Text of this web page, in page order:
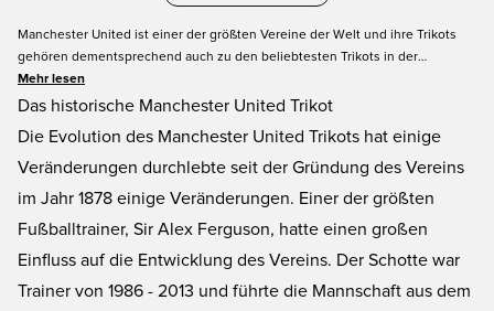
Manchester United ist einer der größten Vereine der Welt und ihre Trikots
gehören dementsprechend auch zu den beliebtesten Trikots in der
Fußballwelt. Hier bei Unisport findest du eine große Auswahl an Manchester
United Trikots für Kinder und Erwachsene. Wir haben das Heimtrikot,
deines Lieblingsspielers auf dem Rücken verfügbar. Unterstütze die Red
Devils mit deinem neuen Manchester United Trikot von Unisportstore.de!
Mehr lesen
Das historische Manchester United Trikot
Die Evolution des Manchester United Trikots hat einige
Veränderungen durchlebte seit der Gründung des Vereins
im Jahr 1878 einige Veränderungen. Einer der größten
Fußballtrainer, Sir Alex Ferguson, hatte einen großen
Einfluss auf die Entwicklung des Vereins. Der Schotte war
Trainer von 1986 - 2013 und führte die Mannschaft aus dem